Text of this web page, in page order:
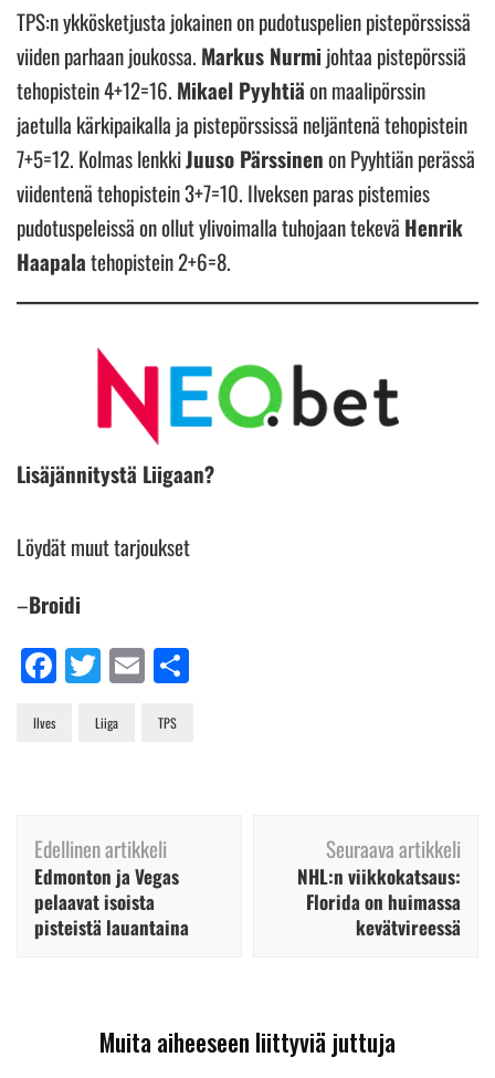
TPS:n ykkösketjusta jokainen on pudotuspelien pistepörssissä
viiden parhaan joukossa. Markus Nurmi johtaa pistepörssiä
tehopistein 4+12=16. Mikael Pyyhtiäon maalipörssin
jaetulla kärkipaikalla ja pistepörssissä neljäntenä tehopistein
7+5=12. Kolmas lenkkiJuuso Pärssinenon Pyyhtiän perässä
viidentenä tehopistein 3+7=10. Ilveksen paras pistemies
pudotuspeleissä on ollut ylivoimalla tuhojaan tekevä Henrik
Haapalatehopistein 2+6=8.
Lisäjännitystä Liigaan?
Löydät muut tarjoukset
–Broidi
Facebook
Twitter
Email
Ilves Liiga TPS
Artikkelien
selaus
Edellinen artikkeli
Edmonton ja Vegas
pelaavat isoista
pisteistä lauantaina
Seuraava artikkeli
NHL:n viikkokatsaus:
Florida on huimassa
kevätvireessä
Muita aiheeseen liittyviä juttuja